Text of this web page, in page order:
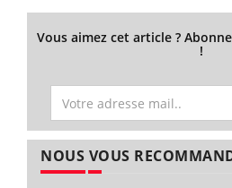
Vous aimez cet article ?
!
NOUS VOUS